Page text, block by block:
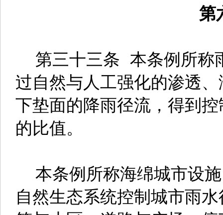
第
第三十三条 本条例所称
过自然与人工强化的渗透
下垫面的降雨径流，得到
的比值。
本条例所称海绵城市设
自然生态系统控制城市雨